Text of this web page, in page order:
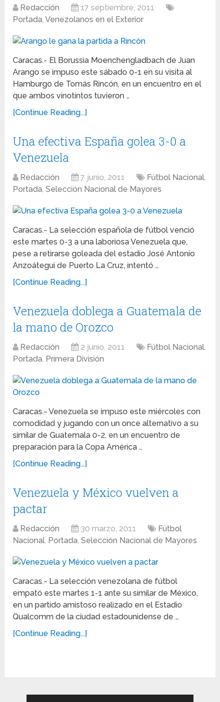
Redacción
17 septiembre, 2011
Portada,Venezolanos en el Exterior
Caracas.- El Borussia Moenchengladbach de Juan
Arango se impuso este sábado 0-1 en su visita al
Hamburgo de Tomás Rincón, en un encuentro en el
que ambos vinotintos tuvieron …
[Continue Reading...]
Una efectiva España golea 3-0 a
Venezuela
Redacción 7 junio, 2011 Fútbol Nacional,
Portada,Selección Nacional de Mayores
Caracas.- La selección española de fútbol venció
este martes 0-3 a una laboriosa Venezuela que,
pese a retirarse goleada del estadio José Antonio
Anzoátegui de Puerto La Cruz, intentó …
[Continue Reading...]
Venezuela doblega a Guatemala de
la mano de Orozco
Redacción 2 junio, 2011 Fútbol Nacional,
Portada, Primera División
Caracas.- Venezuela se impuso este miércoles con
comodidad y jugando con un once alternativo a su
similar de Guatemala 0-2, en un encuentro de
preparación para la Copa América …
[Continue Reading...]
Venezuela y México vuelven a
pactar
Redacción 30 marzo, 2011
Fútbol
Nacional, Portada,Selección Nacional de Mayores
Caracas.- La selección venezolana de fútbol
empató este martes 1-1 ante su similar de México,
en un partido amistoso realizado en el Estadio
Qualcomm de la ciudad estadounidense de …
[Continue Reading...]